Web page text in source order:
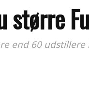
større
end 60